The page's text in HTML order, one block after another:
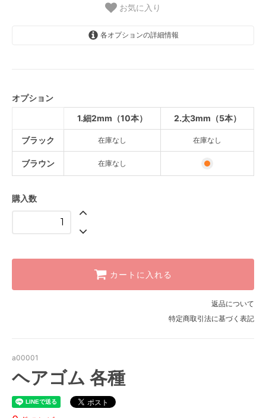
お気に入り
各オプションの詳細情報
ブラック
オプション
1.細2mm（10本）
2.太3mm（5本）
ブラック 在庫なし 在庫なし
ブラウン 在庫なし
購入数
カートに入れる
返品について
特定商取引法に基づく表記
a00001
ヘアゴム 各種